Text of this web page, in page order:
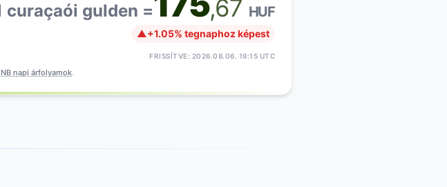
curaçaói gulden = ,67 HUF
▲+1.05% tegnaphoz képest
FRISSÍTVE: 2026.08.06. 19:15 UTC
napi árfolyamok.